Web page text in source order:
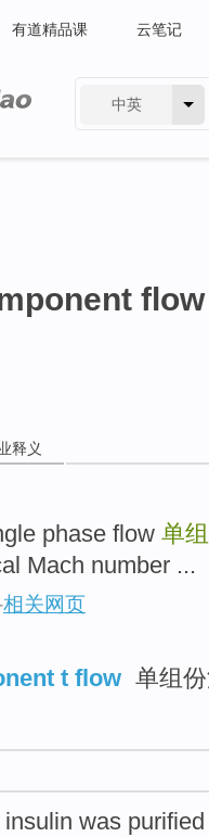
有道精品课 云笔记
中英
flow
释义
phase flow 单
Mach number ...
相关网页
t flow 单组
insulin was